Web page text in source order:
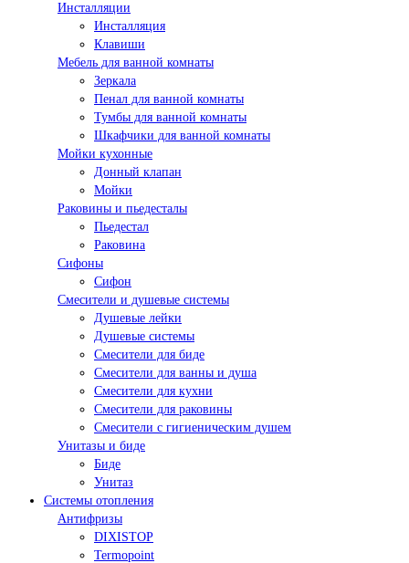
Инсталляции
Инсталляция
Клавиши
Мебель для ванной комнаты
Зеркала
Пенал для ванной комнаты
Тумбы для ванной комнаты
Шкафчики для ванной комнаты
Мойки кухонные
Донный клапан
Мойки
Раковины и пьедесталы
Пьедестал
Раковина
Сифоны
Сифон
Смесители и душевые системы
Душевые лейки
Душевые системы
Смесители для биде
Смесители для ванны и душа
Смесители для кухни
Смесители для раковины
Смесители с гигиеническим душем
Унитазы и биде
Биде
Унитаз
Системы отопления
Антифризы
DIXISTOP
Termopoint